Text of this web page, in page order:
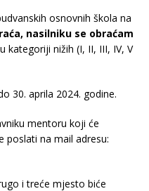
osnovnih škola na
nasilniku se obraćam
kategoriji nižih (I, II, III, IV, V
30. aprila 2024. godine.
mentoru koji će
poslati na mail adresu:
i treće mjesto biće